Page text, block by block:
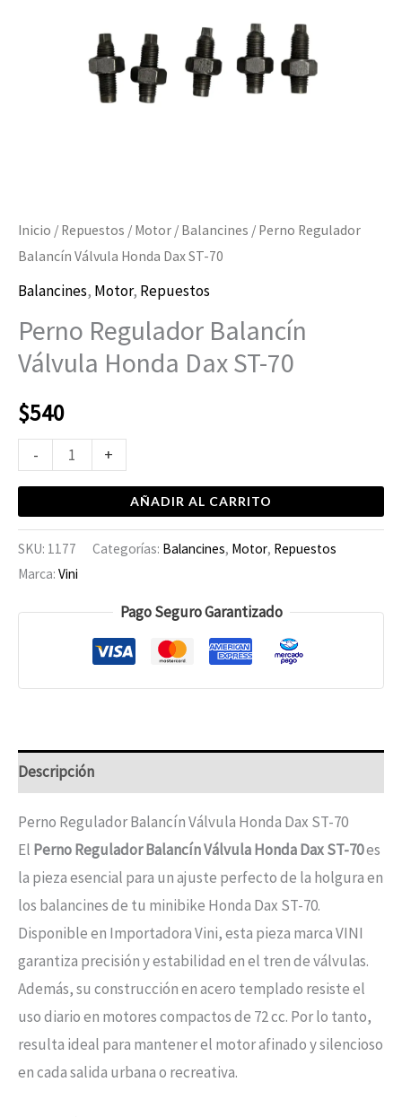
Inicio / Repuestos / Motor / Balancines / Perno Regulador
Balancín Válvula Honda Dax ST-70
Balancines, Motor, Repuestos
Perno Regulador Balancín
Válvula Honda Dax ST-70
$540
- +
AÑADIR AL CARRITO
SKU: 1177 Categorías: Balancines, Motor, Repuestos
Marca: Vini
Pago Seguro Garantizado
Descripción
Perno Regulador Balancín Válvula Honda Dax ST-70
El Perno Regulador Balancín Válvula Honda Dax ST-70es
la pieza esencial para un ajuste perfecto de la holgura en
los balancines de tu minibike Honda Dax ST-70.
Disponible en Importadora Vini, esta pieza marca VINI
garantiza precisión y estabilidad en el tren de válvulas.
Además, su construcción en acero templado resiste el
uso diario en motores compactos de 72 cc. Por lo tanto,
resulta ideal para mantener el motor afinado y silencioso
en cada salida urbana o recreativa.